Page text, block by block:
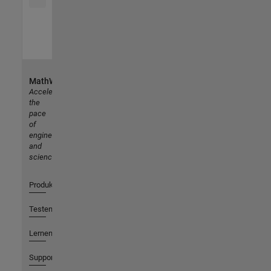
MathWorks
Accelerating
the
pace
of
engineering
and
science
Produkte
Testen oder Kaufen
Lernen
Support